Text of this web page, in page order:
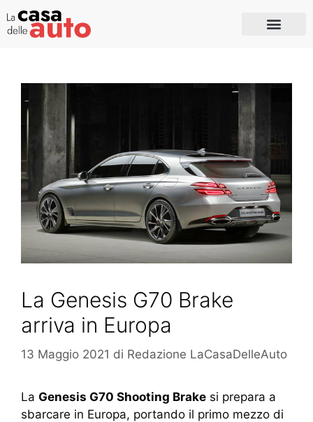
La Genesis G70 Brake
arriva in Europa
13 Maggio 2021 di Redazione LaCasaDelleAuto
La Genesis G70 Shooting Brake si prepara a
sbarcare in Europa, portando il primo mezzo di